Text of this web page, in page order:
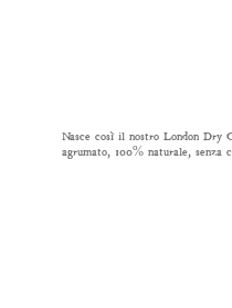
Nasce così il nostro London Dry
agrumato, 100% naturale, senza